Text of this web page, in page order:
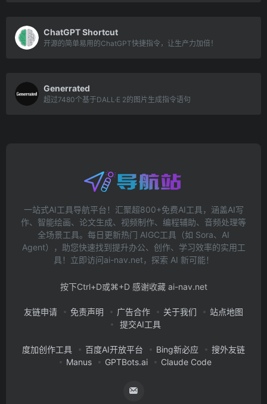
ChatGPT Shortcut
开源的简单易用的ChatGPT快捷指令，让生产力加倍！
Generrated
超过7480个基于DALL·E 2的图片生成指令语句
一站式AI工具导航平台！汇聚超800+免费AI工具，涵盖AI写
作、智能绘画、论文生成、视频制作、编程辅助、音频处理等
全场景工具。每日更新热门 AIGC工具（如 Sora、AI
Agent），助您快速找到提升办公、创作、学习效率的实用工
具！立即访问ai-nav.net，探索 AI 新可能！
按下Ctrl+D或⌘+D 感谢收藏 ai-nav.net
友链申请 免责声明 广告合作 关于我们
站点地图
提交AI工具
度加创作工具 百度AI开放平台 Bing新必应
搜外友链
Manus
GPTBots.ai Claude Code